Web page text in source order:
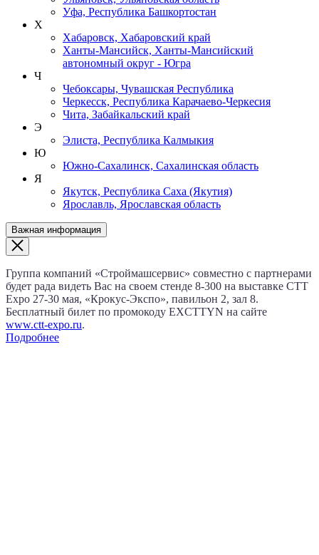
Уфа, Республика Башкортостан
Х
Хабаровск, Хабаровский край
Ханты-Мансийск, Ханты-Мансийский
автономный округ - Югра
Ч
Чебоксары, Чувашская Республика
Черкесск, Республика Карачаево-Черкесия
Чита, Забайкальский край
Э
Элиста, Республика Калмыкия
Ю
Южно-Сахалинск, Сахалинская область
Я
Якутск, Республика Саха (Якутия)
Ярославль, Ярославская область
Важная информация
Группа компаний «Строймашсервис» совместно с партнерами
будет рада видеть Вас на своем стенде 8‑300 на выставке CTT
Expo 27‑30 мая, «Крокус‑Экспо», павильон 2, зал 8.
Бесплатный билет по промокоду EXCTTYN на сайте
www.сtt-expo.ru.
Подробнее